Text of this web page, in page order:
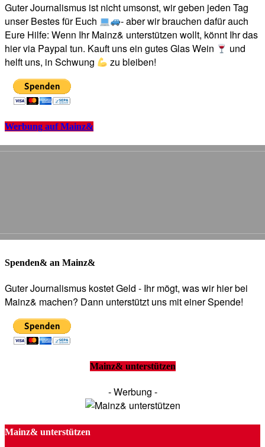
Guter Journalismus ist nicht umsonst, wir geben jeden Tag
unser Bestes für Euch
- aber wir brauchen dafür auch
Eure Hilfe: Wenn Ihr Mainz& unterstützen wollt, könnt Ihr das
hier via Paypal tun. Kauft uns ein gutes Glas Wein
und
helft uns, in Schwung
zu bleiben!
Werbung auf Mainz&
Spenden& an Mainz&
Guter Journalismus kostet Geld - Ihr mögt, was wir hier bei
Mainz& machen? Dann unterstützt uns mit einer Spende!
Mainz& unterstützen
- Werbung -
Mainz& unterstützen